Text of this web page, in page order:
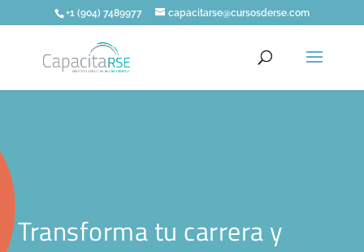
+1 (904) 7489977 capacitarse@cursosderse.com
Transforma tu carrera y